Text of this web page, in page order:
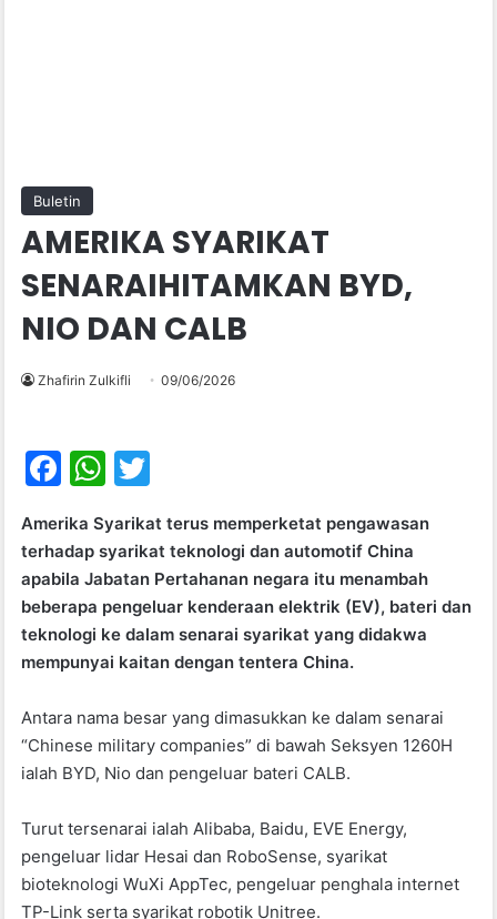
Buletin
AMERIKA SYARIKAT
SENARAIHITAMKAN BYD,
NIO DAN CALB
Zhafirin Zulkifli 09/06/2026
F
c
e
b
o
o
k
W
at
s
A
p
p
itt
er
Amerika Syarikat terus memperketat pengawasan
terhadap syarikat teknologi dan automotif China
apabila Jabatan Pertahanan negara itu menambah
beberapa pengeluar kenderaan elektrik (EV), bateri dan
teknologi ke dalam senarai syarikat yang didakwa
mempunyai kaitan dengan tentera China.
Antara nama besar yang dimasukkan ke dalam senarai
“Chinese military companies” di bawah Seksyen 1260H
ialah BYD, Nio dan pengeluar bateri CALB.
Turut tersenarai ialah Alibaba, Baidu, EVE Energy,
pengeluar lidar Hesai dan RoboSense, syarikat
bioteknologi WuXi AppTec, pengeluar penghala internet
TP-Link serta syarikat robotik Unitree.